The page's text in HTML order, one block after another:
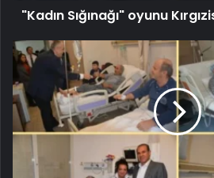
"Kadın Sığınağı" oyunu